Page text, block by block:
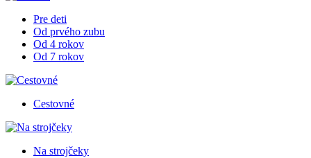
Pre deti
Od prvého zubu
Od 4 rokov
Od 7 rokov
Cestovné
Na strojčeky